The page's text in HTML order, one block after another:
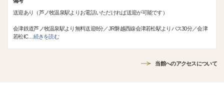
送迎あり（芦ノ牧温泉駅よりお電話いただければ送迎が可能です）
会津鉄道芦ノ牧温泉駅より無料送迎8分／JR磐越西線会津若松駅よりバス30分／会津
若松IC… 続きを読む
当館へのアクセスについて